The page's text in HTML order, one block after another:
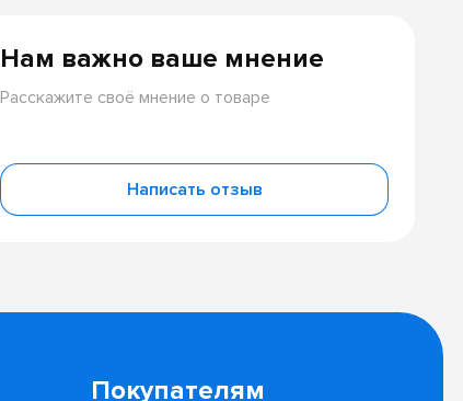
Нам важно ваше мнение
Расскажите своё мнение о товаре
Написать отзыв
Покупателям